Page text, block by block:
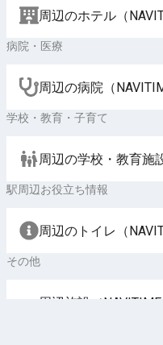
周辺のホテル（
病院・医療
周辺の病院（
学校・教育・子育て
周辺の学校・教育施
駅周辺お役立ち情報
周辺のトイレ（
その他
周辺施設（NAVITIME